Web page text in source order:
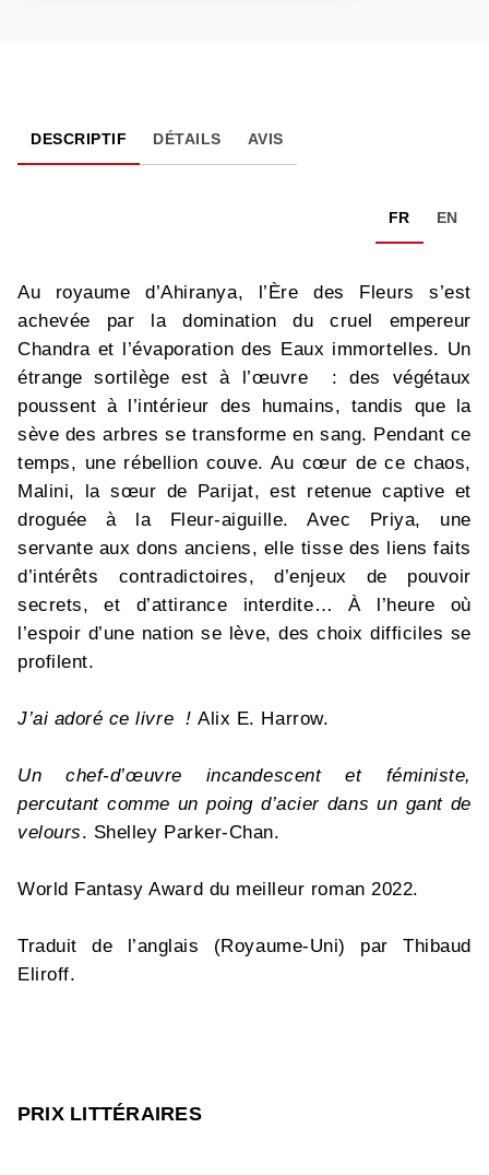
DESCRIPTIF DÉTAILS AVIS
FR EN
Au royaume d’Ahiranya, l’Ère des Fleurs s’est
achevée par la domination du cruel empereur
Chandra et l’évaporation des Eaux immortelles. Un
étrange sortilège est à l’œuvre : des végétaux
poussent à l’intérieur des humains, tandis que la
sève des arbres se transforme en sang. Pendant ce
temps, une rébellion couve. Au cœur de ce chaos,
Malini, la sœur de Parijat, est retenue captive et
droguée à la Fleur-aiguille. Avec Priya, une
servante aux dons anciens, elle tisse des liens faits
d’intérêts contradictoires, d’enjeux de pouvoir
secrets, et d’attirance interdite… À l’heure où
l’espoir d’une nation se lève, des choix difficiles se
profilent.
J’ai adoré ce livre !Alix E. Harrow.
Un chef-d’œuvre incandescent et féministe,
percutant comme un poing d’acier dans un gant de
velours. Shelley Parker-Chan.
World Fantasy Award du meilleur roman 2022.
Traduit de l’anglais (Royaume-Uni) par Thibaud
Eliroff.
PRIX LITTÉRAIRES